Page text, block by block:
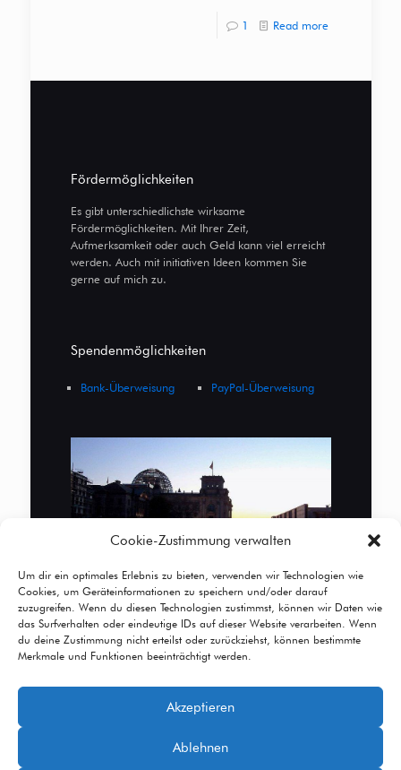
Cookie-Zustimmung verwalten
Um dir ein optimales Erlebnis zu bieten, verwenden wir Technologien wie
Cookies, um Geräteinformationen zu speichern und/oder darauf
zuzugreifen. Wenn du diesen Technologien zustimmst, können wir Daten wie
das Surfverhalten oder eindeutige IDs auf dieser Website verarbeiten. Wenn
du deine Zustimmung nicht erteilst oder zurückziehst, können bestimmte
Merkmale und Funktionen beeinträchtigt werden.
Akzeptieren
Ablehnen
1 Read more
Fördermöglichkeiten
Es gibt unterschiedlichste wirksame
Fördermöglichkeiten. Mit Ihrer Zeit,
Aufmerksamkeit oder auch Geld kann viel erreicht
werden. Auch mit initiativen Ideen kommen Sie
gerne auf mich zu.
Spendenmöglichkeiten
Bank-Überweisung PayPal-Überweisung
© 2026 Betheme byMuffin group